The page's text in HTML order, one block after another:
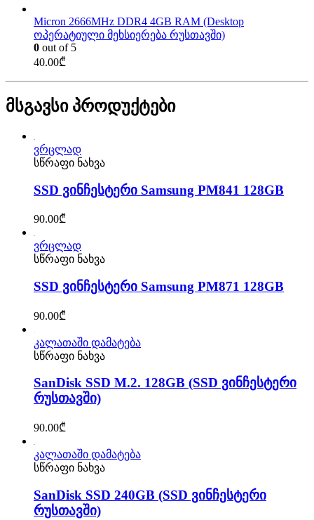
Micron 2666MHz DDR4 4GB RAM (Desktop
ოპერატიული მეხსიერება რუსთავში)
0 out of 5
40.00₾
მსგავსი პროდუქტები
ვრცლად
სწრაფი ნახვა
SSD ვინჩესტერი Samsung PM841 128GB
90.00₾
ვრცლად
სწრაფი ნახვა
SSD ვინჩესტერი Samsung PM871 128GB
90.00₾
კალათაში დამატება
სწრაფი ნახვა
SanDisk SSD M.2. 128GB (SSD ვინჩესტერი
რუსთავში)
90.00₾
კალათაში დამატება
სწრაფი ნახვა
SanDisk SSD 240GB (SSD ვინჩესტერი
რუსთავში)